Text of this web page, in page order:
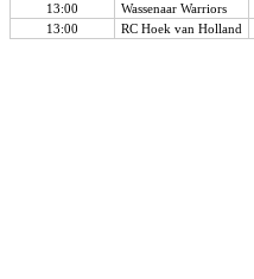
13:00
Wassenaar Warriors
13:00
RC Hoek van Holland